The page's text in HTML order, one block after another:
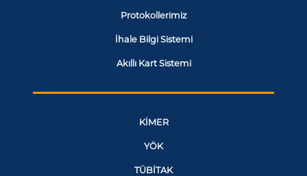
Protokollerimiz
İhale Bilgi Sistemi
Akıllı Kart Sistemi
KİMER
YÖK
TÜBİTAK